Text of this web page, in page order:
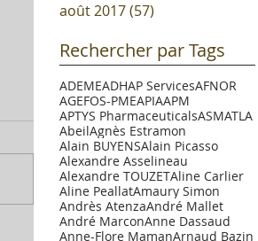
août 2017(57)
Rechercher par Tags
ADEMEADHAP ServicesAFNOR
AGEFOS-PMEAPIAAPM
APTYS PharmaceuticalsASMATLA
AbeilAgnès Estramon
Alain BUYENSAlain Picasso
Alexandre Asselineau
Alexandre TOUZETAline Carlier
Aline PeallatAmaury Simon
Andrès AtenzaAndré Mallet
André MarconAnne Dassaud
Anne-Flore MamanArnaud Bazin